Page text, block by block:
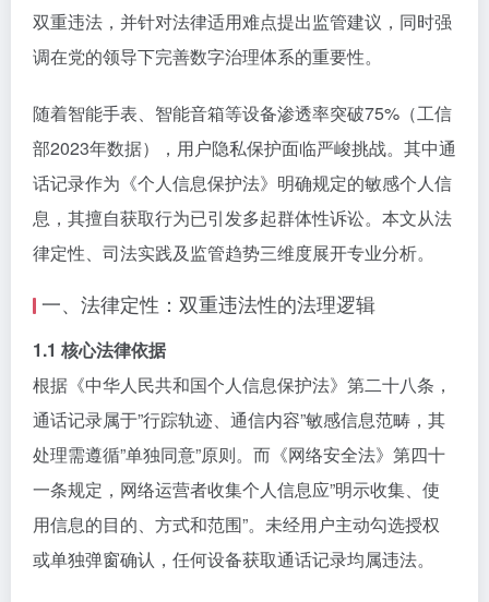
双重违法，并针对法律适用难点提出监管建议，同时强
调在党的领导下完善数字治理体系的重要性。
随着智能手表、智能音箱等设备渗透率突破75%（工信
部2023年数据），用户隐私保护面临严峻挑战。其中通
话记录作为《个人信息保护法》明确规定的敏感个人信
息，其擅自获取行为已引发多起群体性诉讼。本文从法
律定性、司法实践及监管趋势三维度展开专业分析。
一、法律定性：双重违法性的法理逻辑
1.1 核心法律依据
根据《中华人民共和国个人信息保护法》第二十八条，
通话记录属于”行踪轨迹、通信内容”敏感信息范畴，其
处理需遵循”单独同意”原则。而《网络安全法》第四十
一条规定，网络运营者收集个人信息应”明示收集、使
用信息的目的、方式和范围”。未经用户主动勾选授权
或单独弹窗确认，任何设备获取通话记录均属违法。